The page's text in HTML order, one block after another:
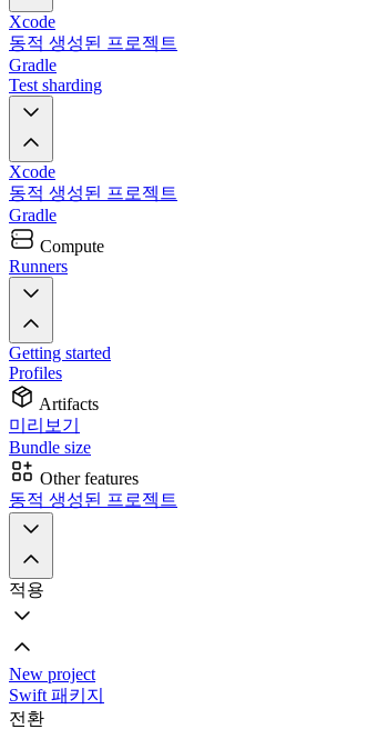
Xcode
동적 생성된 프로젝트
Gradle
Test sharding
Xcode
동적 생성된 프로젝트
Gradle
Compute
Runners
Getting started
Profiles
Artifacts
미리보기
Bundle size
Other features
동적 생성된 프로젝트
적용
New project
Swift 패키지
전환